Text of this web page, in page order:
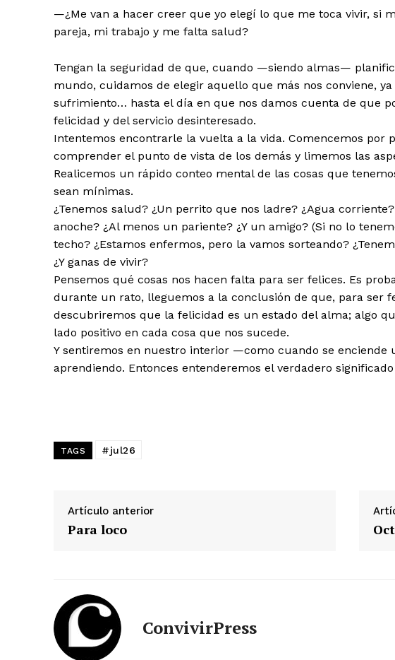
—¿Me van a hacer creer que yo elegí lo que me toca vivir, si
pareja, mi trabajo y me falta salud?
Tengan la seguridad de que, cuando —siendo almas—
mundo, cuidamos de elegir aquello que más nos conviene,
sufrimiento… hasta el día en que nos damos cuenta de que
felicidad y del servicio desinteresado.
Intentemos encontrarle la vuelta a la vida. Comencemos por
comprender el punto de vista de los demás y limemos las
Realicemos un rápido conteo mental de las cosas que
sean mínimas.
¿Tenemos salud? ¿Un perrito que nos ladre? ¿Agua
anoche? ¿Al menos un pariente? ¿Y un amigo? (Si no lo
techo? ¿Estamos enfermos, pero la vamos sorteando?
¿Y ganas de vivir?
Pensemos qué cosas nos hacen falta para ser felices. Es
durante un rato, lleguemos a la conclusión de que, para ser
descubriremos que la felicidad es un estado del alma; algo
lado positivo en cada cosa que nos sucede.
Y sentiremos en nuestro interior —como cuando se
aprendiendo. Entonces entenderemos el verdadero
TAGS #jul26
Artículo anterior
Para loco
ConvivirPress